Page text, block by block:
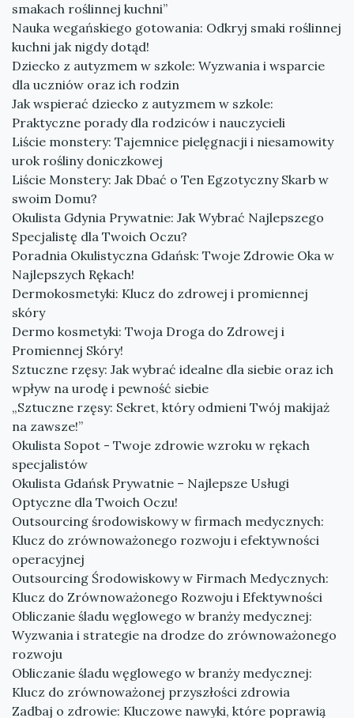
smakach roślinnej kuchni”
Nauka wegańskiego gotowania: Odkryj smaki roślinnej
kuchni jak nigdy dotąd!
Dziecko z autyzmem w szkole: Wyzwania i wsparcie
dla uczniów oraz ich rodzin
Jak wspierać dziecko z autyzmem w szkole:
Praktyczne porady dla rodziców i nauczycieli
Liście monstery: Tajemnice pielęgnacji i niesamowity
urok rośliny doniczkowej
Liście Monstery: Jak Dbać o Ten Egzotyczny Skarb w
swoim Domu?
Okulista Gdynia Prywatnie: Jak Wybrać Najlepszego
Specjalistę dla Twoich Oczu?
Poradnia Okulistyczna Gdańsk: Twoje Zdrowie Oka w
Najlepszych Rękach!
Dermokosmetyki: Klucz do zdrowej i promiennej
skóry
Dermo kosmetyki: Twoja Droga do Zdrowej i
Promiennej Skóry!
Sztuczne rzęsy: Jak wybrać idealne dla siebie oraz ich
wpływ na urodę i pewność siebie
„Sztuczne rzęsy: Sekret, który odmieni Twój makijaż
na zawsze!”
Okulista Sopot - Twoje zdrowie wzroku w rękach
specjalistów
Okulista Gdańsk Prywatnie – Najlepsze Usługi
Optyczne dla Twoich Oczu!
Outsourcing środowiskowy w firmach medycznych:
Klucz do zrównoważonego rozwoju i efektywności
operacyjnej
Outsourcing Środowiskowy w Firmach Medycznych:
Klucz do Zrównoważonego Rozwoju i Efektywności
Obliczanie śladu węglowego w branży medycznej:
Wyzwania i strategie na drodze do zrównoważonego
rozwoju
Obliczanie śladu węglowego w branży medycznej:
Klucz do zrównoważonej przyszłości zdrowia
Zadbaj o zdrowie: Kluczowe nawyki, które poprawią